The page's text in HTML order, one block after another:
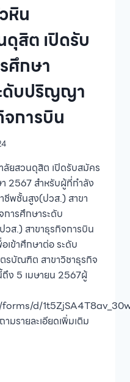
หิน
สิต เปิดรับ
ศึกษา
ดับปริญญา
การบิน
ยสวนดุสิต เปิดรับสมัคร
2567 สำหรับผู้ที่กำลัง
ชีพชั้นสูง(ปวส.) สาขา
การศึกษาระดับ
ส.) สาขาธุรกิจการบิน
เข้าศึกษาต่อ ระดับ
บัณฑิต สาขาวิชาธุรกิจ
ง 5 เมษายน 2567ผู้
d/
รายละเอียดเพิ่มเติม